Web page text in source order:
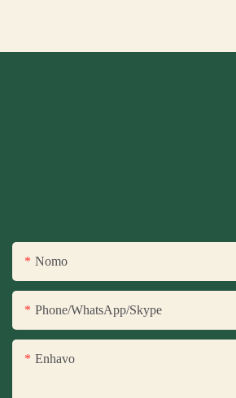
Nomo
Phone/WhatsApp/Skype
Enhavo